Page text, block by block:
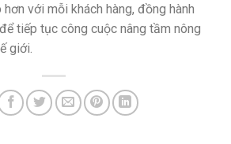
với mỗi khách hàng, đồng hành
tiếp tục công cuộc nâng tầm nông
giới.